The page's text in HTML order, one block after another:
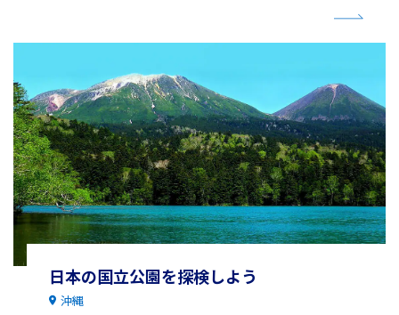
日本の国立公園を探検しよう
沖縄